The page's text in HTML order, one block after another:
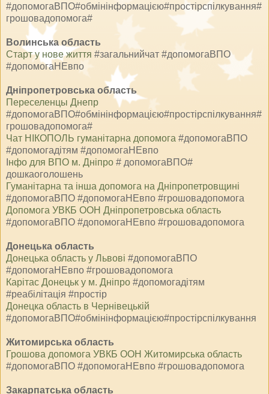
#допомогаВПО#обмінінформацією#простірспілкування#
грошовадопомога#
Волинська область
Старт у нове життя #загальнийчат #допомогаВПО
#допомогаНЕвпо
Дніпропетровська область
Переселенцы Днепр
#допомогаВПО#обмінінформацією#простірспілкування#
грошовадопомога#
Чат НІКОПОЛЬ гуманітарна допомога #допомогаВПО
#допомогадітям #допомогаНЕвпо
нфо для ВПО м. Дніпро # допомогаВПО#
дошкаоголошень
Гуманітарна та інша допомога на Дніпропетровщині
#допомогаВПО #допомогаНЕвпо #грошовадопомога
Допомога УВКБ ООН Дніпропетровська область
#допомогаВПО #допомогаНЕвпо #грошовадопомога
Донецька область
Донецька область у Львові #допомогаВПО
#допомогаНЕвпо #грошовадопомога
Карітас Донецьк у м. Дніпро #допомогадітям
#реабілітація #простір
⁨Донецка область в Чернівецькій
#допомогаВПО#обмінінформацією#простірспілкування
Житомирська область
Грошова допомога УВКБ ООН Житомирська область
#допомогаВПО #допомогаНЕвпо #грошовадопомога
Закарпатська область